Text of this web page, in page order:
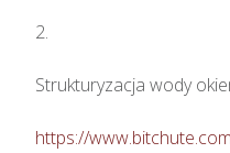
2.
Strukturyzacja wody
https://